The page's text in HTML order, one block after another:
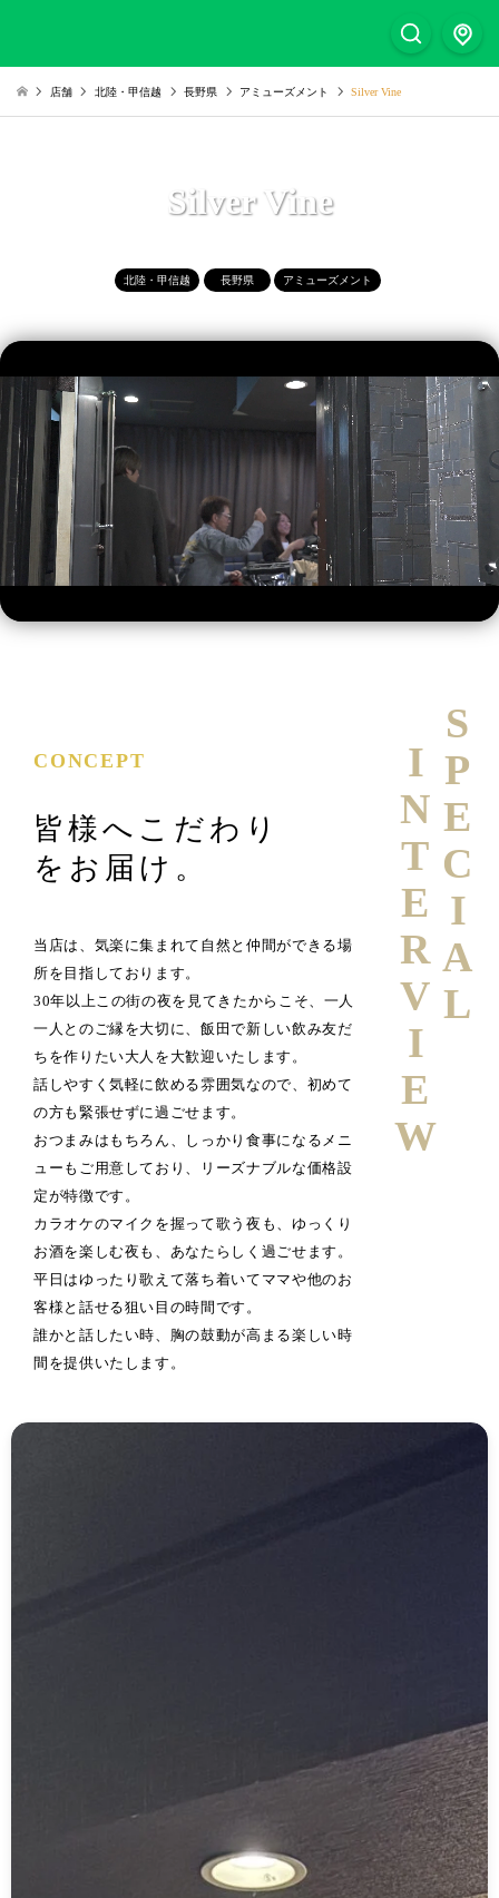
店舗 北陸・甲信越 長野県 アミューズメント Silver Vine
Silver Vine
北陸・甲信越 長野県 アミューズメント
CONCEPT
皆様へこだわり
をお届け。
当店は、気楽に集まれて自然と仲間ができる場
所を目指しております。
30年以上この街の夜を見てきたからこそ、一人
一人とのご縁を大切に、飯田で新しい飲み友だ
ちを作りたい大人を大歓迎いたします。
話しやすく気軽に飲める雰囲気なので、初めて
の方も緊張せずに過ごせます。
おつまみはもちろん、しっかり食事になるメニ
ューもご用意しており、リーズナブルな価格設
定が特徴です。
カラオケのマイクを握って歌う夜も、ゆっくり
お酒を楽しむ夜も、あなたらしく過ごせます。
平日はゆったり歌えて落ち着いてママや他のお
客様と話せる狙い目の時間です。
誰かと話したい時、胸の鼓動が高まる楽しい時
間を提供いたします。
SPECIAL
INTERVIEW